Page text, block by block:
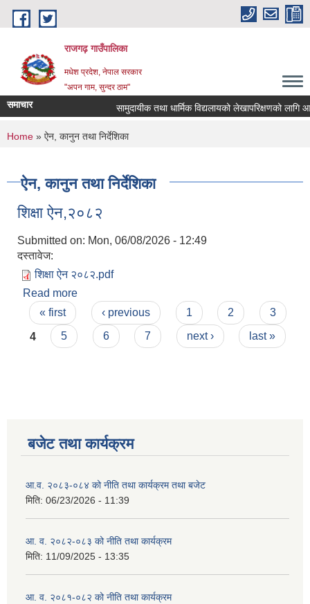
Skip to main content
राजगढ़ गाउँपालिका
मधेश प्रदेश, नेपाल सरकार
"अपन गाम, सुन्दर ठाम"
समाचार सामुदायीक तथा धार्मिक विद्यलायको लेखापरिक्षणको लागि
You are here
Home » ऐन, कानुन तथा निर्देशिका
ऐन, कानुन तथा निर्देशिका
शिक्षा ऐन,२०८२
Submitted on: Mon, 06/08/2026 - 12:49
दस्तावेज:
शिक्षा ऐन २०८२.pdf
Read more
Pages
« first ‹ previous 1 2
3
4
5 6 7 next › last »
बजेट तथा कार्यक्रम
आ.व. २०८३-०८४ को नीति तथा कार्यक्रम तथा बजेट
मिति: 06/23/2026 - 11:39
आ. व. २०८२-०८३ को नीति तथा कार्यक्रम
मिति: 11/09/2025 - 13:35
आ. व. २०८१-०८२ को नीति तथा कार्यक्रम